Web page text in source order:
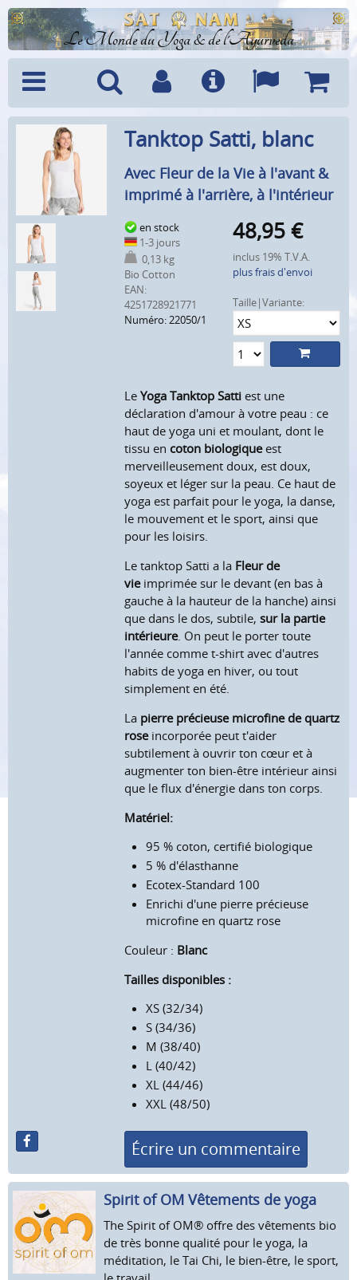
Le Monde du Yoga & de l'Ayurveda
Menu Recherche
CompteInfo LanguesPanier
Tanktop Satti, blanc
Avec Fleur de la Vie à l'avant &
imprimé à l'arrière, à l'intérieur
en stock
1-3 jours
0,13 kg
Bio Cotton
EAN:
4251728921771
Numéro: 22050/1
48,95 €
inclus 19% T.V.A.
plus frais d'envoi
Taille|Variante:
LeYoga Tanktop Satti est une
déclaration d'amour à votre peau : ce
haut de yoga uni et moulant, dont le
tissu encoton biologiqueest
merveilleusement doux, est doux,
soyeux et léger sur la peau. Ce haut de
yoga est parfait pour le yoga, la danse,
le mouvement et le sport, ainsi que
pour les loisirs.
Le tanktop Satti a la Fleur de
vieimprimée sur le devant (en bas à
gauche à la hauteur de la hanche) ainsi
que dans le dos, subtile,sur la partie
intérieure. On peut le porter toute
l'année comme t-shirt avec d'autres
habits de yoga en hiver, ou tout
simplement en été.
La pierre précieuse microfine de quartz
roseincorporée peut t'aider
subtilement à ouvrir ton cœur et à
augmenter ton bien-être intérieur ainsi
que le flux d'énergie dans ton corps.
Matériel:
95 % coton, certifié biologique
5 % d'élasthanne
Ecotex-Standard 100
Enrichi d'une pierre précieuse
microfine en quartz rose
Couleur : Blanc
Tailles disponibles :
XS (32/34)
S (34/36)
M (38/40)
L (40/42)
XL (44/46)
XXL (48/50)
Écrire un commentaire
Spirit of OM Vêtements de yoga
The Spirit of OM® offre des vêtements bio
de très bonne qualité pour le yoga, la
méditation, le Tai Chi, le bien-être, le sport,